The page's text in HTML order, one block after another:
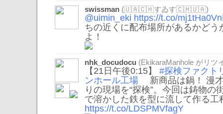
swissman (🇺🇦🇨🇭すゐす🇨🇭🇺🇦)
@uimin_eki https://t.co/
ちの近くに配布場所があるかどう
よ！
nhk_docudocu (EkikaraManhole がリツ
【21日午後0:15】 #探検ファクト
ンホール工場 新商品は鍋！ 漫
りの現場を“探検”。今回は鋳物の
で溶かした鉄を型に流して作る
https://t.co/LDSPMVfagY